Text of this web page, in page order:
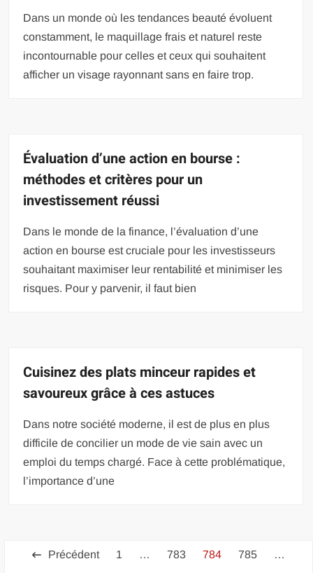
Dans un monde où les tendances beauté évoluent
constamment, le maquillage frais et naturel reste
incontournable pour celles et ceux qui souhaitent
afficher un visage rayonnant sans en faire trop.
Évaluation d’une action en bourse :
méthodes et critères pour un
investissement réussi
Dans le monde de la finance, l’évaluation d’une
action en bourse est cruciale pour les investisseurs
souhaitant maximiser leur rentabilité et minimiser les
risques. Pour y parvenir, il faut bien
Cuisinez des plats minceur rapides et
savoureux grâce à ces astuces
Dans notre société moderne, il est de plus en plus
difficile de concilier un mode de vie sain avec un
emploi du temps chargé. Face à cette problématique,
l’importance d’une
Pagination
Précédent 1 … 783 784 785 …